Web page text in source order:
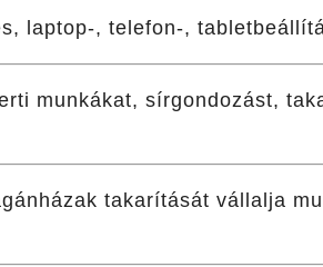
laptop-, telefon-,
munkákat, sírgondozást,
takarítását vállalja